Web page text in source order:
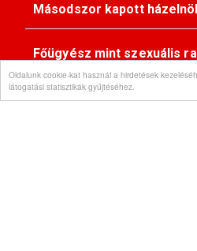
Oldalunk cookie-kat használ a hirdetések
látogatási statisztikák gyűjtéséhez.
Másodszor kapott
Főügyész mint szexuális
Pimasz önkényúr